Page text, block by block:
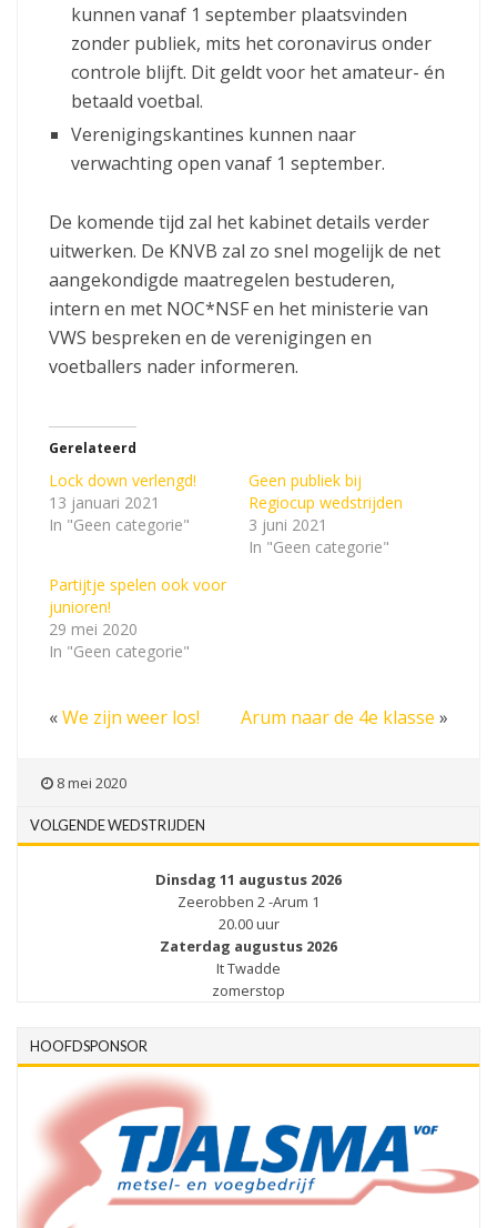
kunnen vanaf 1 september plaatsvinden
zonder publiek, mits het coronavirus onder
controle blijft. Dit geldt voor het amateur- én
betaald voetbal.
Verenigingskantines kunnen naar
verwachting open vanaf 1 september.
De komende tijd zal het kabinet details verder
uitwerken. De KNVB zal zo snel mogelijk de net
aangekondigde maatregelen bestuderen,
intern en met NOC*NSF en het ministerie van
VWS bespreken en de verenigingen en
voetballers nader informeren.
Gerelateerd
Lock down verlengd!
13 januari 2021
In "Geen categorie"
Geen publiek bij
Regiocup wedstrijden
3 juni 2021
In "Geen categorie"
Partijtje spelen ook voor
junioren!
29 mei 2020
In "Geen categorie"
«We zijn weer los! Arum naar de 4e klasse »
8 mei 2020
VOLGENDE WEDSTRIJDEN
Dinsdag 11 augustus 2026
Zeerobben 2 -Arum 1
20.00 uur
Zaterdag augustus 2026
It Twadde
zomerstop
HOOFDSPONSOR